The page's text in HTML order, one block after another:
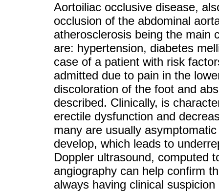
Aortoiliac occlusive disease,
occlusion of the abdominal
atherosclerosis being the main
are: hypertension, diabetes
case of a patient with risk
admitted due to pain in the
discoloration of the foot and
described. Clinically, is
erectile dysfunction and
many are usually
develop, which leads to
Doppler ultrasound, computed
angiography can help confirm
always having clinical